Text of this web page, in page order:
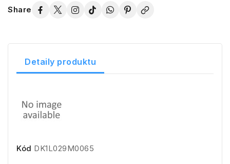
Share
Detaily produktu
Kód DK1L029M0065